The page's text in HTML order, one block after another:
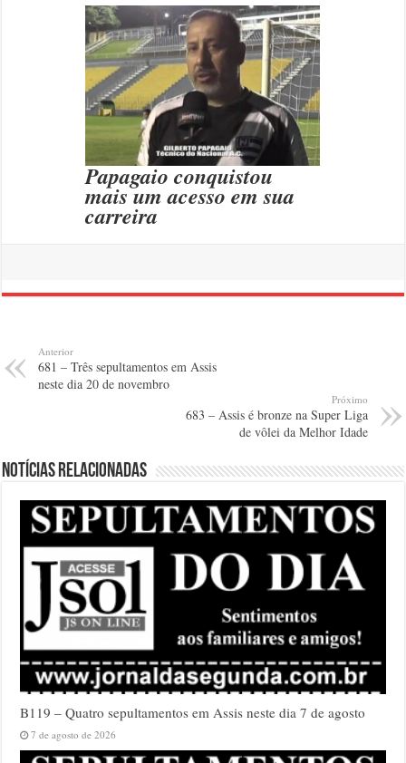
Papagaio conquistou
mais um acesso em sua
carreira
Anterior
681 – Três sepultamentos em Assis
neste dia 20 de novembro
Próximo
683 – Assis é bronze na Super Liga
de vôlei da Melhor Idade
Notícias relacionadas
B119 – Quatro sepultamentos em Assis neste dia 7 de agosto
7 de agosto de 2026